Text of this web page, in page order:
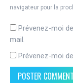
navigateur pour la
Prévenez-moi
mail.
Prévenez-moi
POSTER